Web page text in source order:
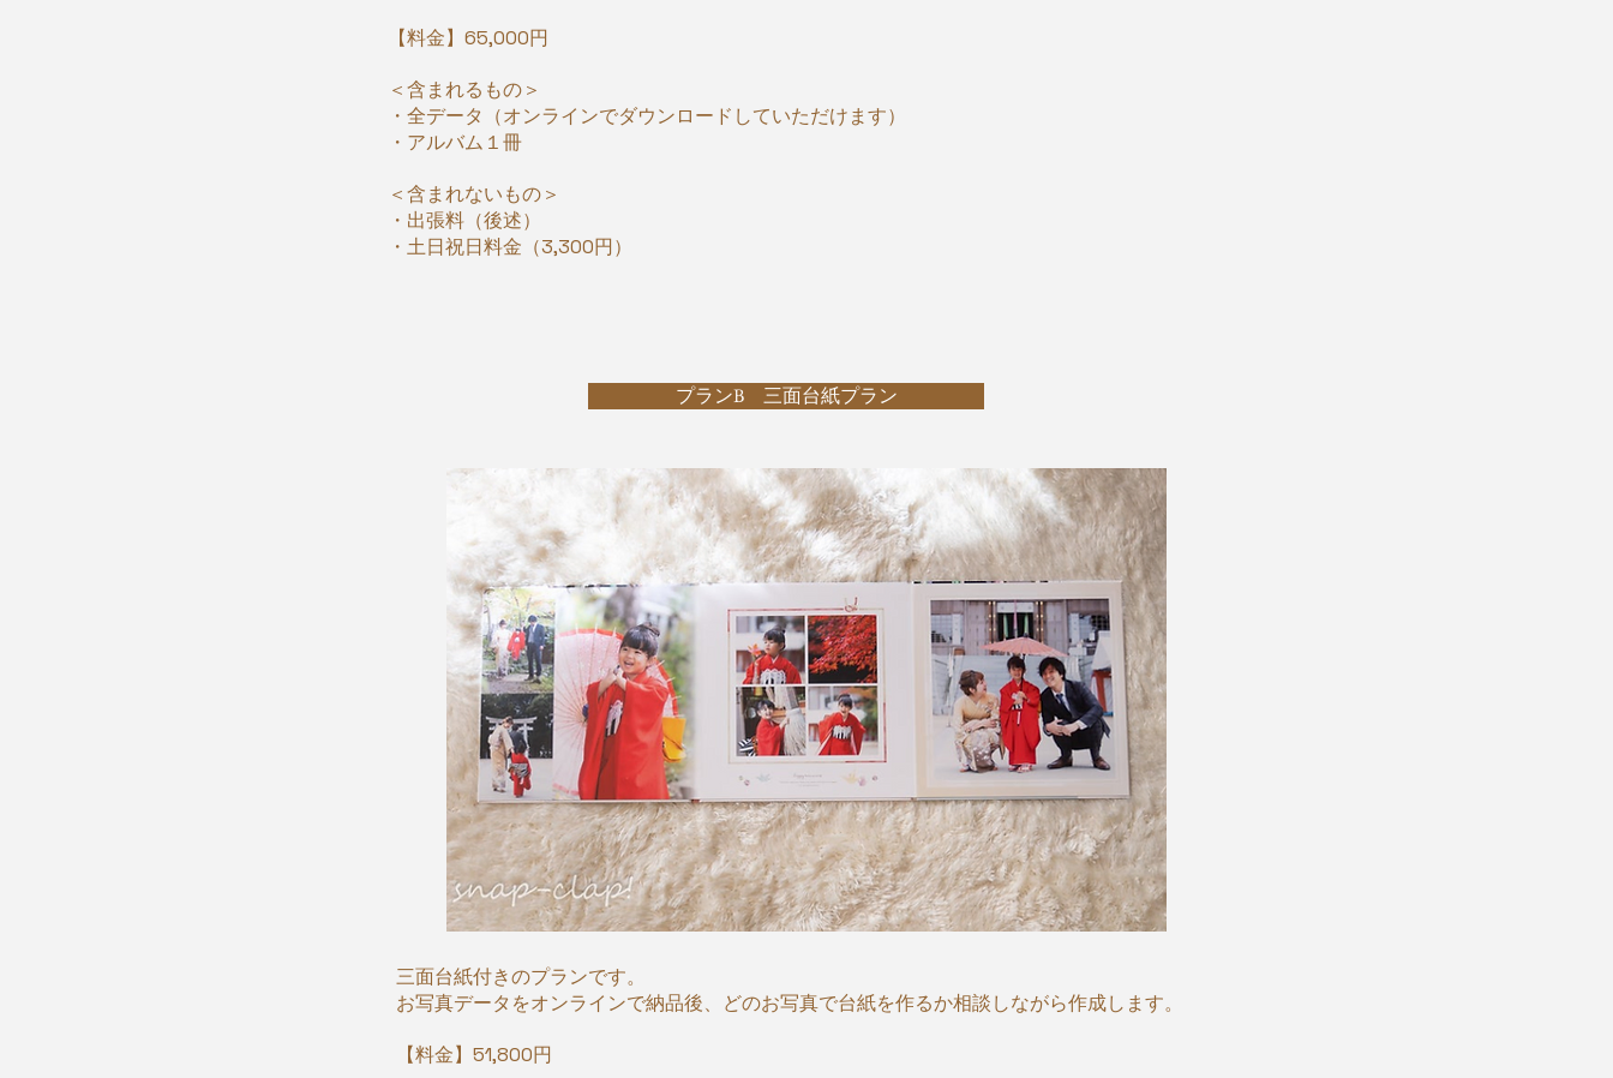
【料金】65,000円​
​＜含まれるもの＞
・全データ（オンラインでダウンロードしていただけます）
・アルバム１冊
＜含まれないもの＞
・出張料（後述）
・土日祝日料金（3,300円）
プランB 三面台紙プラン
三面台紙付きのプランです。
お写真データをオンラインで納品後、どのお写真で台紙を作るか相談しながら作成します。
​【料金】51,800円